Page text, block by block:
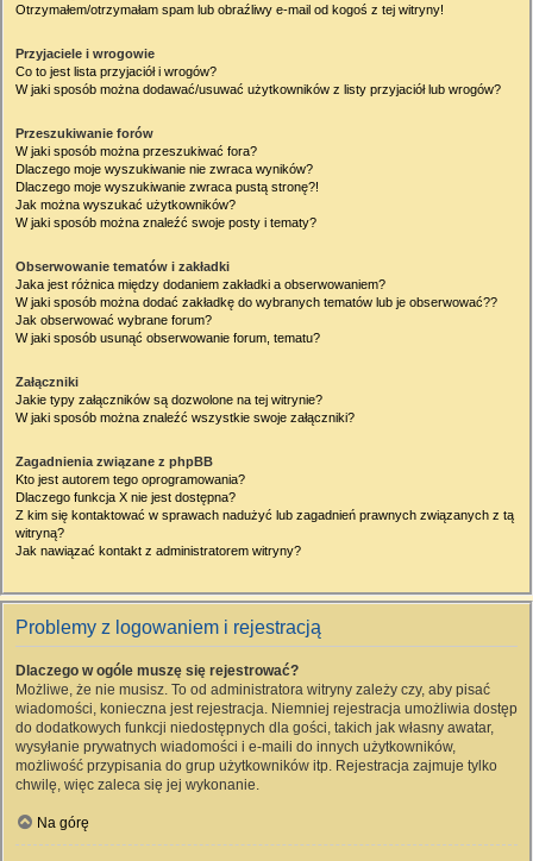
Otrzymałem/otrzymałam spam lub obraźliwy e-mail od kogoś z tej witryny!
Przyjaciele i wrogowie
Co to jest lista przyjaciół i wrogów?
W jaki sposób można dodawać/usuwać użytkowników z listy przyjaciół lub wrogów?
Przeszukiwanie forów
W jaki sposób można przeszukiwać fora?
Dlaczego moje wyszukiwanie nie zwraca wyników?
Dlaczego moje wyszukiwanie zwraca pustą stronę?!
Jak można wyszukać użytkowników?
W jaki sposób można znaleźć swoje posty i tematy?
Obserwowanie tematów i zakładki
Jaka jest różnica między dodaniem zakładki a obserwowaniem?
W jaki sposób można dodać zakładkę do wybranych tematów lub je obserwować??
Jak obserwować wybrane forum?
W jaki sposób usunąć obserwowanie forum, tematu?
Załączniki
Jakie typy załączników są dozwolone na tej witrynie?
W jaki sposób można znaleźć wszystkie swoje załączniki?
Zagadnienia związane z phpBB
Kto jest autorem tego oprogramowania?
Dlaczego funkcja X nie jest dostępna?
Z kim się kontaktować w sprawach nadużyć lub zagadnień prawnych związanych z tą
witryną?
Jak nawiązać kontakt z administratorem witryny?
Problemy z logowaniem i rejestracją
Dlaczego w ogóle muszę się rejestrować?
Możliwe, że nie musisz. To od administratora witryny zależy czy, aby pisać
wiadomości, konieczna jest rejestracja. Niemniej rejestracja umożliwia dostęp
do dodatkowych funkcji niedostępnych dla gości, takich jak własny awatar,
wysyłanie prywatnych wiadomości i e-maili do innych użytkowników,
możliwość przypisania do grup użytkowników itp. Rejestracja zajmuje tylko
chwilę, więc zaleca się jej wykonanie.
Na górę